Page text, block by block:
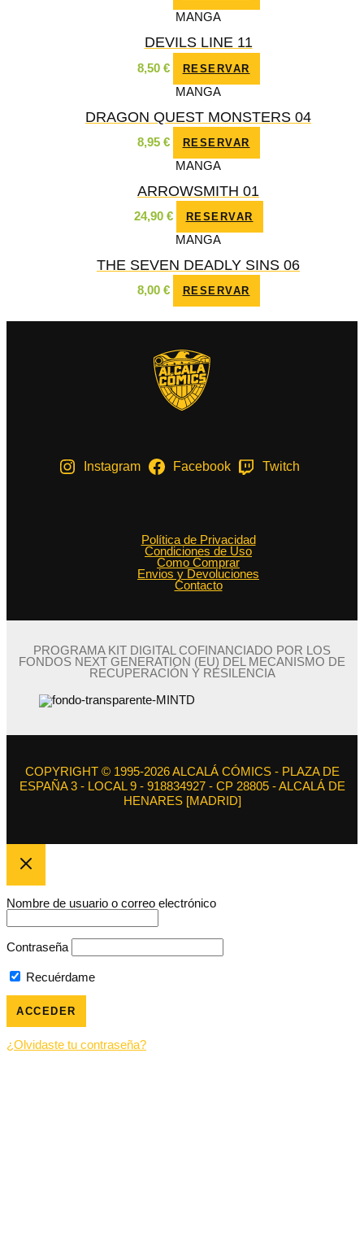
MANGA
DEVILS LINE 11
8,50 € RESERVAR
MANGA
DRAGON QUEST MONSTERS 04
8,95 € RESERVAR
MANGA
ARROWSMITH 01
24,90 € RESERVAR
MANGA
THE SEVEN DEADLY SINS 06
8,00 € RESERVAR
Instagram Facebook Twitch
Política de Privacidad
Condiciones de Uso
Como Comprar
Envios y Devoluciones
Contacto
PROGRAMA KIT DIGITAL COFINANCIADO POR LOS
FONDOS NEXT GENERATION (EU) DEL MECANISMO DE
RECUPERACIÓN Y RESILENCIA
COPYRIGHT © 1995-2026 ALCALÁ CÓMICS - PLAZA DE
ESPAÑA 3 - LOCAL 9 - 918834927 - CP 28805 - ALCALÁ DE
HENARES [MADRID]
Nombre de usuario o correo electrónico
Contraseña
Recuérdame
¿Olvidaste tu contraseña?